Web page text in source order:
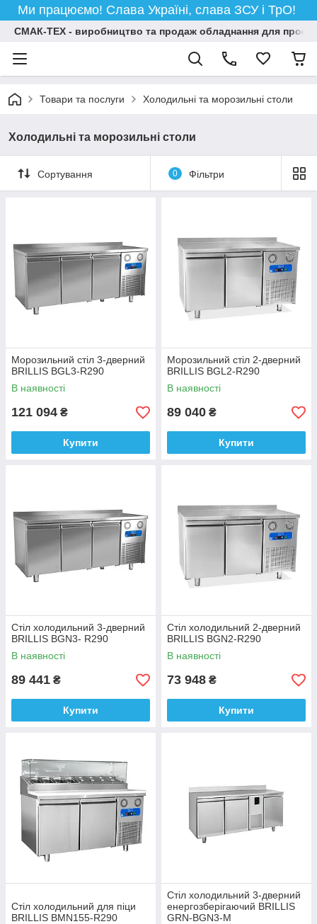
Ми працюємо! Слава Україні, слава ЗСУ і ТрО!
СМАК-ТЕХ - виробництво та продаж обладнання для
Товари та послуги Холодильні та морозильні столи
Холодильні та морозильні столи
Сортування 0 Фільтри
Морозильний стіл 3-дверний
BRILLIS BGL3-R290
В наявності
121 094 ₴
Купити
Морозильний стіл 2-дверний
BRILLIS BGL2-R290
В наявності
89 040 ₴
Купити
Стіл холодильний 3-дверний
BRILLIS BGN3- R290
В наявності
89 441 ₴
Купити
Стіл холодильний 2-дверний
BRILLIS BGN2-R290
В наявності
73 948 ₴
Купити
Стіл холодильний для піци
BRILLIS BMN155-R290
Стіл холодильний 3-дверний
енергозберігаючий BRILLIS
GRN-BGN3-M